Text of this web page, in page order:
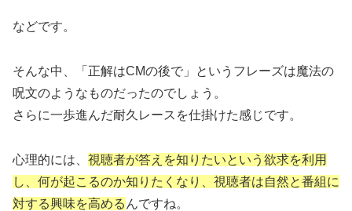
などです。
そんな中、「正解はCMの後で」というフレーズは魔法の
呪文のようなものだったのでしょう。
さらに一歩進んだ耐久レースを仕掛けた感じです。
心理的には、 視聴者が答えを知りたいという欲求を利用
し、何が起こるのか知りたくなり、視聴者は自然と番組に
対する興味を高める んですね。